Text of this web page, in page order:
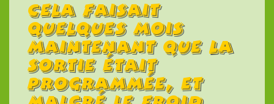
Cela faisait
quelques mois
maintenant que la
sortie était
programmée, et